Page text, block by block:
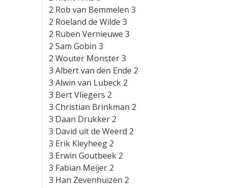
2 Rob van Bemmelen 3
2 Roeland de Wilde 3
2 Ruben Vernieuwe 3
2 Sam Gobin 3
2 Wouter Monster 3
3 Albert van den Ende 2
3 Alwin van Lubeck 2
3 Bert Vliegers 2
3 Christian Brinkman 2
3 Daan Drukker 2
3 David uit de Weerd 2
3 Erik Kleyheeg 2
3 Erwin Goutbeek 2
3 Fabian Meijer 2
3 Han Zevenhuizen 2